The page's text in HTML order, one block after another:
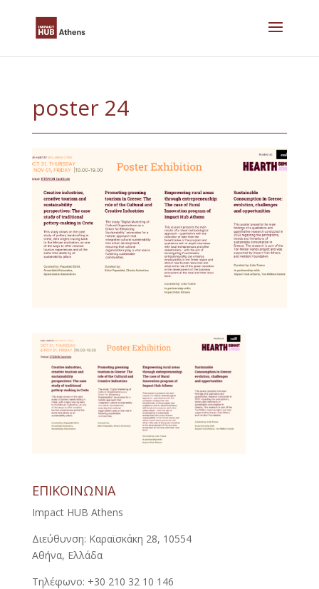
poster 24
ΕΠΙΚΟΙΝΩΝΙΑ
Impact HUB Athens
Διεύθυνση: Καραϊσκάκη 28, 10554
Αθήνα, Ελλάδα
Τηλέφωνο: +30 210 32 10 146